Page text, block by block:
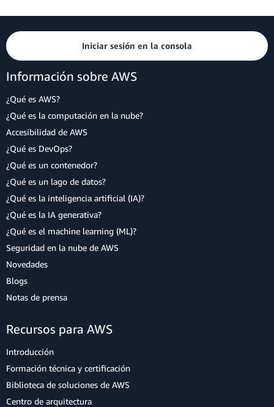
Iniciar sesión en la consola
Información sobre AWS
¿Qué es AWS?
¿Qué es la computación en la nube?
Accesibilidad de AWS
¿Qué es DevOps?
¿Qué es un contenedor?
¿Qué es un lago de datos?
¿Qué es la inteligencia artificial (IA)?
¿Qué es la IA generativa?
¿Qué es el machine learning (ML)?
Seguridad en la nube de AWS
Novedades
Blogs
Notas de prensa
Recursos para AWS
Introducción
Formación técnica y certificación
Biblioteca de soluciones de AWS
Centro de arquitectura